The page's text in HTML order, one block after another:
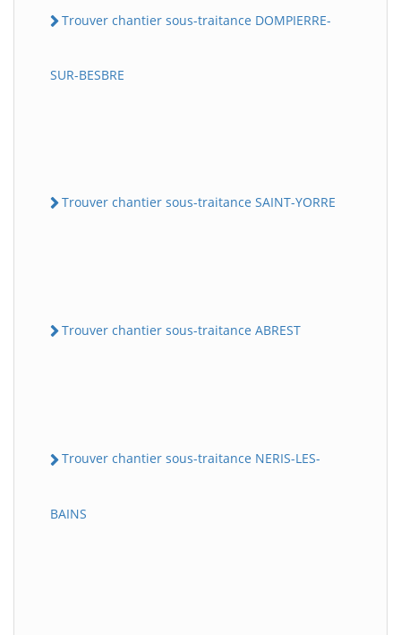
Trouver chantier sous-traitance DOMPIERRE-
SUR-BESBRE
Trouver chantier sous-traitance SAINT-YORRE
Trouver chantier sous-traitance ABREST
Trouver chantier sous-traitance NERIS-LES-
BAINS